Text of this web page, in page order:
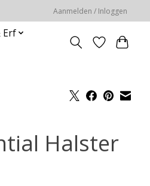
Aanmelden / Inloggen
Erf
Halster